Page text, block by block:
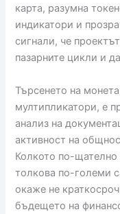
карта, разумна
индикатори и
сигнали, че
пазарните цикли и
Търсенето на
мултипликатори, е
анализ на
активност на
Колкото по-щателно
толкова по-големи
окаже не
бъдещето на